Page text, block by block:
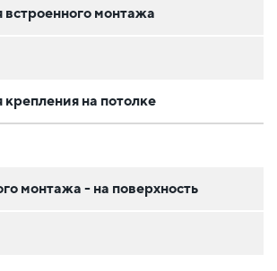
встроенного монтажа
крепления на потолке
монтажа - на поверхность